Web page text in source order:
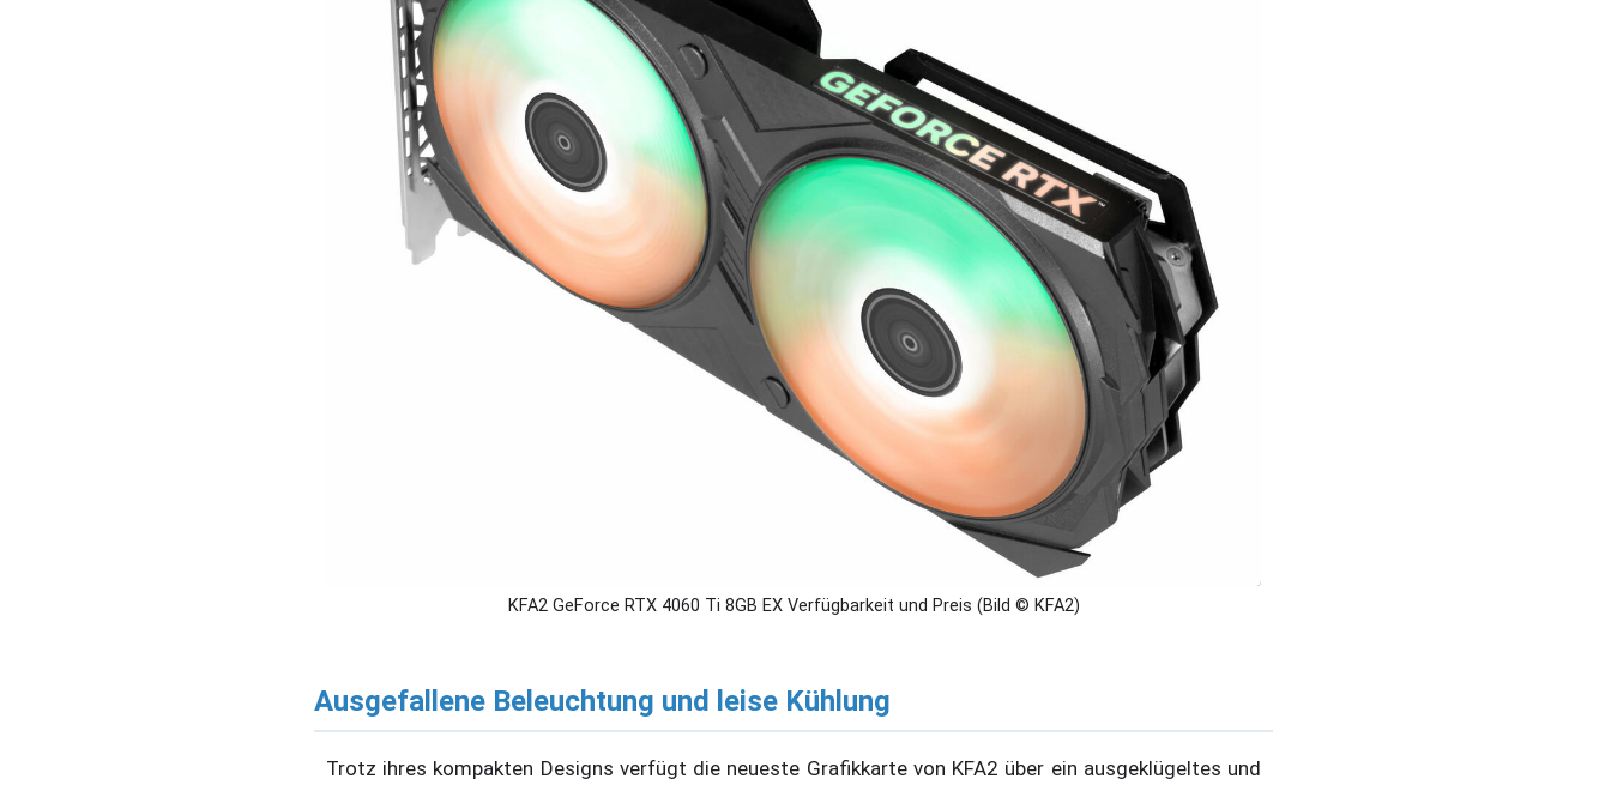
KFA2 GeForce RTX 4060 Ti 8GB EX Verfügbarkeit und Preis (Bild © KFA2)
Ausgefallene Beleuchtung und leise Kühlung
Trotz ihres kompakten Designs verfügt die neueste Grafikkarte von KFA2 über ein ausgeklügeltes und